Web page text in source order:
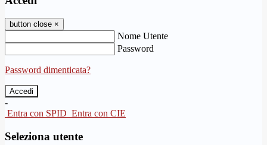
button close ×
Nome Utente
Password
Password dimenticata?
-
Entra con SPID Entra con CIE
Seleziona utente